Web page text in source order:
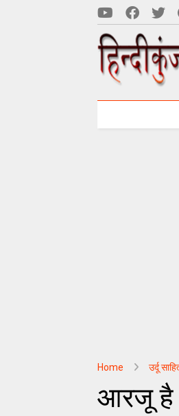
Home उर्दू
आरजू है